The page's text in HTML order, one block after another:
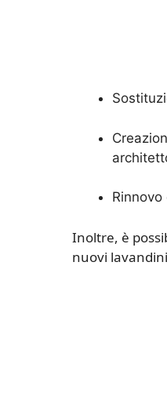
Inoltre, è
nuovi